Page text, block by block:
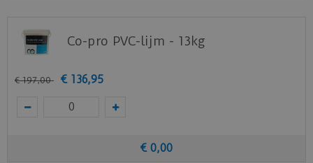
Zorg voor een egale ondervloer, hierdoor zal de
vloer feilloos te plakken zijn.
Bijbehorende lijm voor de PVC plak series van
Ambiant is de Co-pro PVC-lijm 13kg
Ambiant PVC vloeren.
Co-pro PVC-lijm - 13kg
€ 197,00 € 136,95
€ 0,00